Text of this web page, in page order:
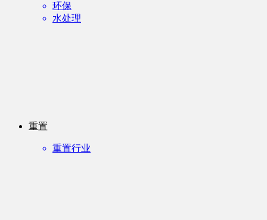
环保
水处理
重置
重置行业